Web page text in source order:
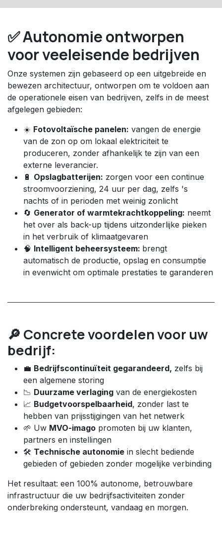
✅ Autonomie ontworpen
voor veeleisende bedrijven
Onze systemen zijn gebaseerd op een uitgebreide en
bewezen architectuur, ontworpen om te voldoen aan
de operationele eisen van bedrijven, zelfs in de meest
afgelegen gebieden:
☀️ Fotovoltaïsche panelen: vangen de energie
van de zon op om lokaal elektriciteit te
produceren, zonder afhankelijk te zijn van een
externe leverancier.
🔋 Opslagbatterijen: zorgen voor een continue
stroomvoorziening, 24 uur per dag, zelfs 's
nachts of in perioden met weinig zonlicht​
🔄 Generator of warmtekrachtkoppeling: neemt
het over als back-up tijdens uitzonderlijke pieken
in het verbruik of klimaatgevaren
🧠 Intelligent beheersysteem: brengt
automatisch de productie, opslag en consumptie
in evenwicht om optimale prestaties te garanderen
🔎 Concrete voordelen voor uw
bedrijf:
💼 Bedrijfscontinuïteit gegarandeerd, zelfs bij
een algemene storing ​
📉 Duurzame verlaging van de energiekosten
📈 Budgetvoorspelbaarheid, zonder last te
hebben van prijsstijgingen van het netwerk
🌱 Uw MVO-imago promoten bij uw klanten,
partners en instellingen
🛠️ Technische autonomie in slecht bediende
gebieden of gebieden zonder mogelijke verbinding
Het resultaat: een 100% autonome, betrouwbare
infrastructuur die uw bedrijfsactiviteiten zonder
onderbreking ondersteunt, vandaag en morgen.